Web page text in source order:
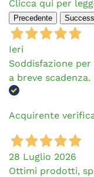
Clicca qui per
Precedente
Ieri
Soddisfazione
a breve scadenza.
Acquirente
28 Luglio 2026
Ottimi prodotti,